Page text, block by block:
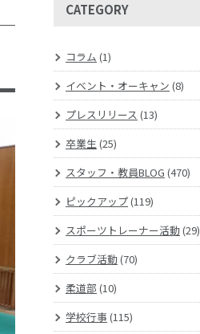
CATEGORY
コラム (1)
イベント・オーキャン (8)
プレスリリース (13)
卒業生(25)
スタッフ・教員BLOG (470)
ピックアップ(119)
スポーツトレーナー活動(29)
クラブ活動(70)
柔道部 (10)
学校行事(115)